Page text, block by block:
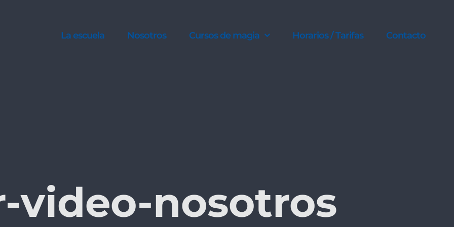
La escuela Nosotros Cursos de magia Horarios / Tarifas Contacto
video-nosotros